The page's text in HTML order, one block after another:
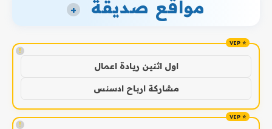
مواقع صديقة +
!
اول اثنين ريادة اعمال
مشاركة ارباح ادسنس
!